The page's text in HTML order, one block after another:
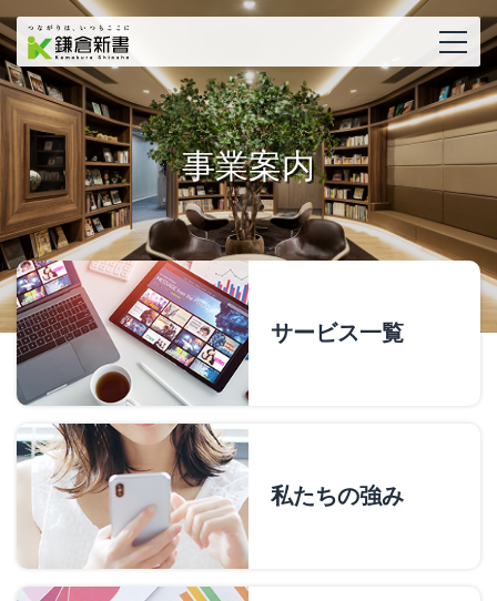
事業案内
サービス一覧
私たちの強み